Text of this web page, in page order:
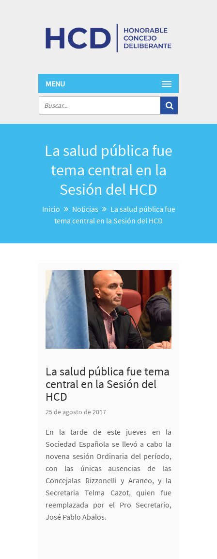
MENU
La salud pública fue
tema central en la
Sesión del HCD
Inicio Noticias
La salud pública fue
tema central en la Sesión del HCD
La salud pública fue tema
central en la Sesión del
HCD
25 de agosto de 2017
En la tarde de este jueves en la
Sociedad Española se llevó a cabo la
novena sesión Ordinaria del período,
con las únicas ausencias de las
Concejalas Rizzonelli y Araneo, y la
Secretaria Telma Cazot, quien fue
reemplazada por el Pro Secretario,
José Pablo Abalos.